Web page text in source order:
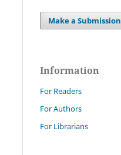
Make a Submission
Information
For Readers
For Authors
For Librarians